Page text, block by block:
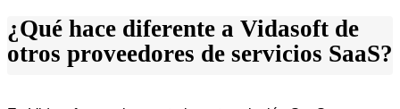
¿Qué hace diferente a Vidasoft de
otros proveedores de servicios SaaS?